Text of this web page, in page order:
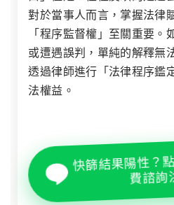
對於當事人而言，掌握法律
「程序監督權」至關重要。
或遭遇誤判，單純的解釋無
透過律師進行「法律程序鑑
法權益。
快篩結果陽性？
費諮詢